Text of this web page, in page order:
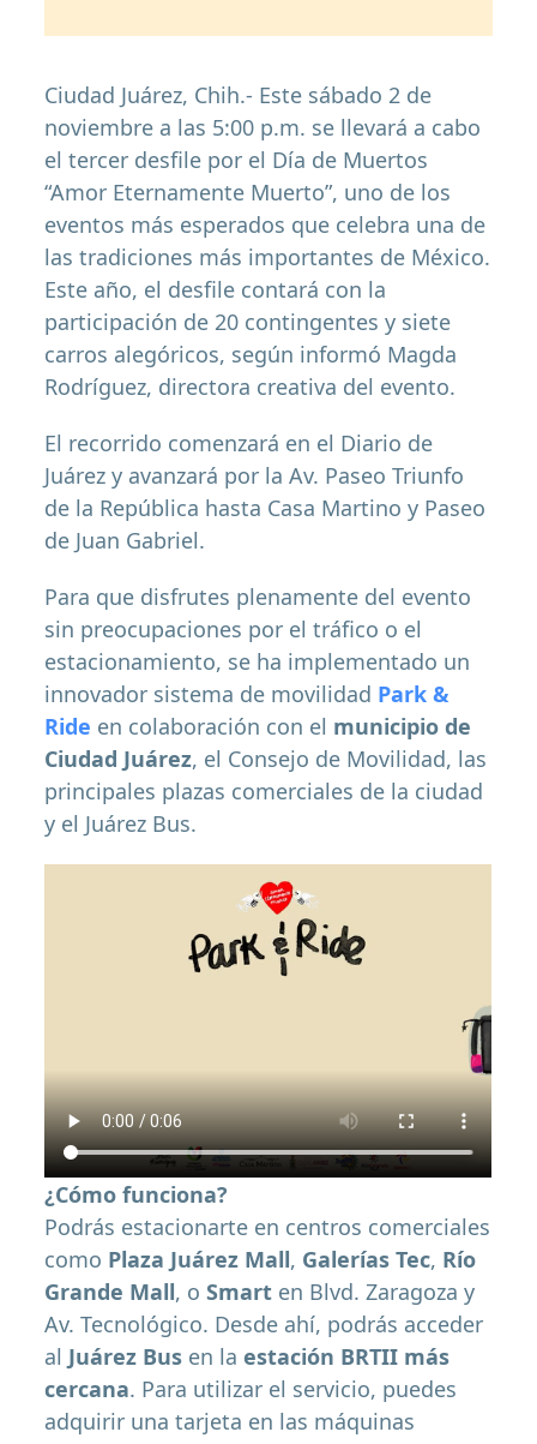
Ciudad Juárez, Chih.- Este sábado 2 de
noviembre a las 5:00 p.m. se llevará a cabo
el tercer desfile por el Día de Muertos
“Amor Eternamente Muerto”, uno de los
eventos más esperados que celebra una de
las tradiciones más importantes de México.
Este año, el desfile contará con la
participación de 20 contingentes y siete
carros alegóricos, según informó Magda
Rodríguez, directora creativa del evento.
El recorrido comenzará en el Diario de
Juárez y avanzará por la Av. Paseo Triunfo
de la República hasta Casa Martino y Paseo
de Juan Gabriel.
Para que disfrutes plenamente del evento
sin preocupaciones por el tráfico o el
estacionamiento, se ha implementado un
innovador sistema de movilidad Park &
Ride en colaboración con el municipio de
Ciudad Juárez, el Consejo de Movilidad, las
principales plazas comerciales de la ciudad
y el Juárez Bus.
¿Cómo funciona?
Podrás estacionarte en centros comerciales
como Plaza Juárez Mall, Galerías Tec, Río
Grande Mall, oSmart en Blvd. Zaragoza y
Av. Tecnológico. Desde ahí, podrás acceder
al Juárez Bus en laestación BRTII más
cercana. Para utilizar el servicio, puedes
adquirir una tarjeta en las máquinas